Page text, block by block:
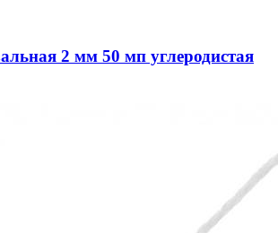
2 мм 50 мп углеродистая